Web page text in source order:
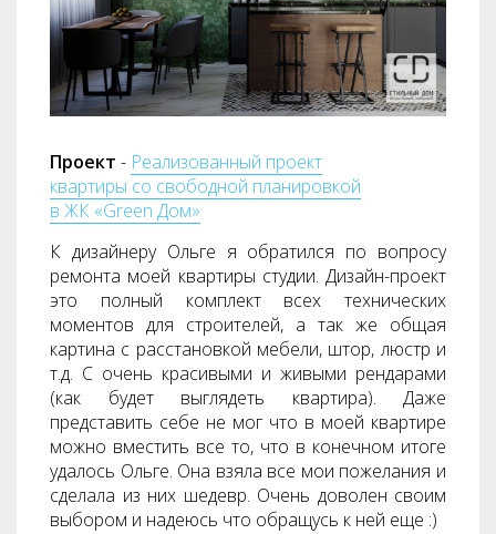
Проект - Реализованный проект
квартиры со свободной планировкой
в ЖК «Green Дом»
К дизайнеру Ольге я обратился по вопросу
ремонта моей квартиры студии. Дизайн-проект
это полный комплект всех технических
моментов для строителей, а так же общая
картина с расстановкой мебели, штор, люстр и
т.д. С очень красивыми и живыми рендарами
(как будет выглядеть квартира). Даже
представить себе не мог что в моей квартире
можно вместить все то, что в конечном итоге
удалось Ольге. Она взяла все мои пожелания и
сделала из них шедевр. Очень доволен своим
выбором и надеюсь что обращусь к ней еще :)